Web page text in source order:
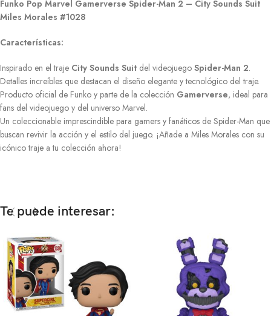
Funko Pop Marvel Gamerverse Spider-Man 2 – City Sounds Suit
Miles Morales #1028
Características:
Inspirado en el traje City Sounds Suit del videojuego Spider-Man 2.
Detalles increíbles que destacan el diseño elegante y tecnológico del traje.
Producto oficial de Funko y parte de la colección Gamerverse, ideal para
fans del videojuego y del universo Marvel.
Un coleccionable imprescindible para gamers y fanáticos de Spider-Man que
buscan revivir la acción y el estilo del juego. ¡Añade a Miles Morales con su
icónico traje a tu colección ahora!
Te puede interesar: